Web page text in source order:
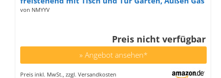
Heizpilz
von NMYYV
Preis nicht verfügbar
» Angebot ansehen*
Preis inkl. MwSt., zzgl. Versandkosten